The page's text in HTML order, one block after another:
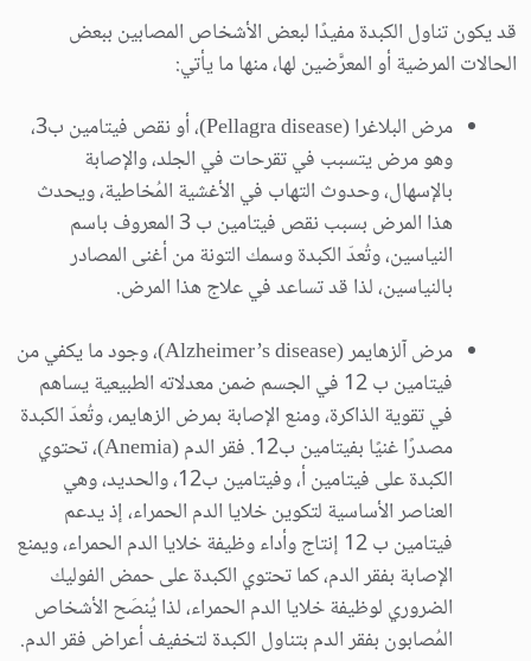
قد يكون تناول الكبدة مفيدًا لبعض الأشخاص المصابين ببعض
الحالات المرضية أو المعرَّضين لها، منها ما يأتي:
مرض البلاغرا (Pellagra disease)، أو نقص فيتامين ب3،
وهو مرض يتسبب في تقرحات في الجلد، والإصابة
بالإسهال، وحدوث التهاب في الأغشية المُخاطية، ويحدث
هذا المرض بسبب نقص فيتامين ب 3 المعروف باسم
النياسين، وتُعدّ الكبدة وسمك التونة من أغنى المصادر
بالنياسين، لذا قد تساعد في علاج هذا المرض.
مرض آلزهايمر (Alzheimer’s disease)، وجود ما يكفي من
فيتامين ب 12 في الجسم ضمن معدلاته الطبيعية يساهم
في تقوية الذاكرة، ومنع الإصابة بمرض الزهايمر، وتُعدّ الكبدة
مصدرًا غنيًا بفيتامين ب12. فقر الدم (Anemia)، تحتوي
الكبدة على فيتامين أ، وفيتامين ب12، والحديد، وهي
العناصر الأساسية لتكوين خلايا الدم الحمراء، إذ يدعم
فيتامين ب 12 إنتاج وأداء وظيفة خلايا الدم الحمراء، ويمنع
الإصابة بفقر الدم، كما تحتوي الكبدة على حمض الفوليك
الضروري لوظيفة خلايا الدم الحمراء، لذا يُنصَح الأشخاص
المُصابون بفقر الدم بتناول الكبدة لتخفيف أعراض فقر الدم.